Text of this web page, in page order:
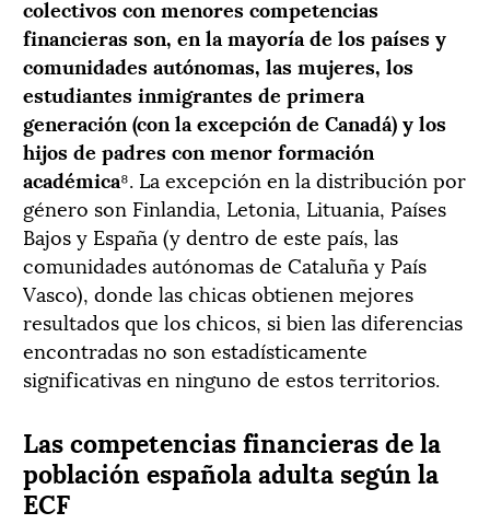
colectivos con menores competencias
financieras son, en la mayoría de los países y
comunidades autónomas, las mujeres, los
estudiantes inmigrantes de primera
generación (con la excepción de Canadá) y los
hijos de padres con menor formación
académica⁸. La excepción en la distribución por
género son Finlandia, Letonia, Lituania, Países
Bajos y España (y dentro de este país, las
comunidades autónomas de Cataluña y País
Vasco), donde las chicas obtienen mejores
resultados que los chicos, si bien las diferencias
encontradas no son estadísticamente
significativas en ninguno de estos territorios.
Las competencias financieras de la
población española adulta según la
ECF